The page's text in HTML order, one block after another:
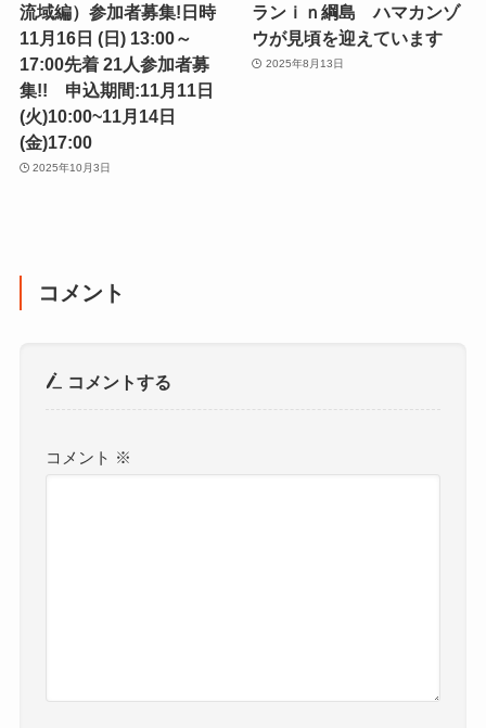
流域編）参加者募集!日時
11月16日 (日) 13:00～
17:00先着 21人参加者募
集!! 申込期間:11月11日
(火)10:00~11月14日
(金)17:00
2025年10月3日
ランｉｎ綱島 ハマカンゾ
ウが見頃を迎えています
2025年8月13日
コメント
コメントする
コメント ※